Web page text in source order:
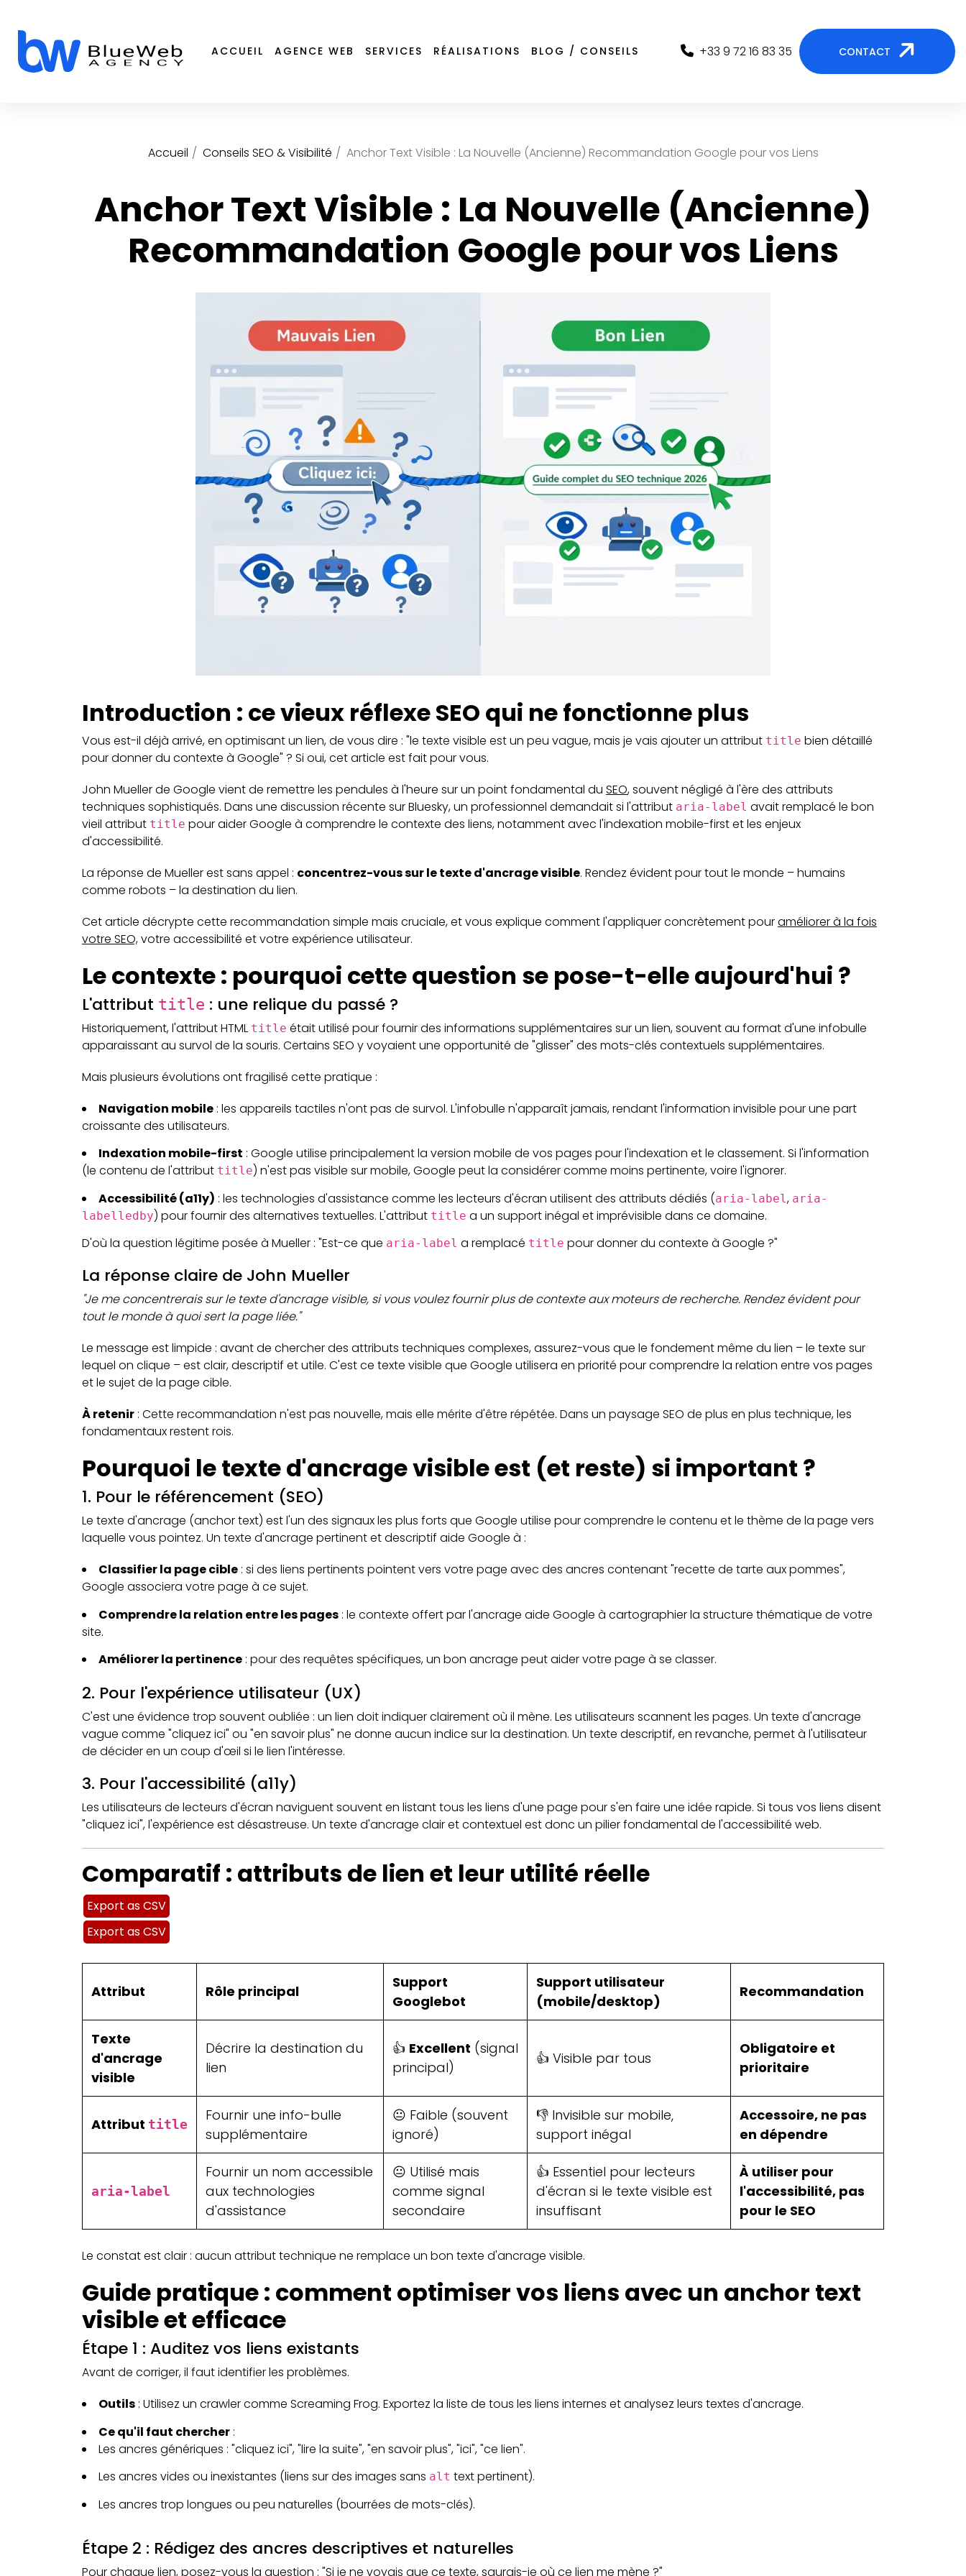
ACCUEIL AGENCE WEB SERVICES RÉALISATIONS BLOG / CONSEILS +33 9 72 16 83 35 CONTACT
Accueil Conseils SEO & Visibilité Anchor Text Visible : La Nouvelle (Ancienne) Recommandation Google pour vos Liens
Anchor Text Visible : La Nouvelle (Ancienne)
Recommandation Google pour vos Liens
Introduction : ce vieux réflexe SEO qui ne fonctionne plus
Vous est-il déjà arrivé, en optimisant un lien, de vous dire : "le texte visible est un peu vague, mais je vais ajouter un attribut title bien détaillé
pour donner du contexte à Google" ? Si oui, cet article est fait pour vous.
John Mueller de Google vient de remettre les pendules à l'heure sur un point fondamental du SEO, souvent négligé à l'ère des attributs
techniques sophistiqués. Dans une discussion récente sur Bluesky, un professionnel demandait si l'attribut aria-label avait remplacé le bon
vieil attribut title pour aider Google à comprendre le contexte des liens, notamment avec l'indexation mobile-first et les enjeux
d'accessibilité.
La réponse de Mueller est sans appel : concentrez-vous sur le texte d'ancrage visible. Rendez évident pour tout le monde – humains
comme robots – la destination du lien.
Cet article décrypte cette recommandation simple mais cruciale, et vous explique comment l'appliquer concrètement pouraméliorer à la fois
votre SEO,votre accessibilité et votre expérience utilisateur.
Le contexte : pourquoi cette question se pose-t-elle aujourd'hui ?
L'attribut title : une relique du passé ?
Historiquement, l'attribut HTML title était utilisé pour fournir des informations supplémentaires sur un lien, souvent au format d'une infobulle
apparaissant au survol de la souris. Certains SEO y voyaient une opportunité de "glisser" des mots-clés contextuels supplémentaires.
Mais plusieurs évolutions ont fragilisé cette pratique :
Navigation mobile : les appareils tactiles n'ont pas de survol. L'infobulle n'apparaît jamais, rendant l'information invisible pour une part
croissante des utilisateurs.
Indexation mobile-first : Google utilise principalement la version mobile de vos pages pour l'indexation et le classement. Si l'information
(le contenu de l'attribut title) n'est pas visible sur mobile, Google peut la considérer comme moins pertinente, voire l'ignorer.
Accessibilité (a11y) : les technologies d'assistance comme les lecteurs d'écran utilisent des attributs dédiés (aria-label , aria-
labelledby) pour fournir des alternatives textuelles. L'attribut title a un support inégal et imprévisible dans ce domaine.
D'où la question légitime posée à Mueller : "Est-ce que aria-label a remplacé title pour donner du contexte à Google ?"
La réponse claire de John Mueller
"Je me concentrerais sur le texte d'ancrage visible, si vous voulez fournir plus de contexte aux moteurs de recherche. Rendez évident pour
tout le monde à quoi sert la page liée."
Le message est limpide : avant de chercher des attributs techniques complexes, assurez-vous que le fondement même du lien – le texte sur
lequel on clique – est clair, descriptif et utile. C'est ce texte visible que Google utilisera en priorité pour comprendre la relation entre vos pages
et le sujet de la page cible.
À retenir : Cette recommandation n'est pas nouvelle, mais elle mérite d'être répétée. Dans un paysage SEO de plus en plus technique, les
fondamentaux restent rois.
Pourquoi le texte d'ancrage visible est (et reste) si important ?
1. Pour le référencement (SEO)
Le texte d'ancrage (anchor text) est l'un des signaux les plus forts que Google utilise pour comprendre le contenu et le thème de la page vers
laquelle vous pointez. Un texte d'ancrage pertinent et descriptif aide Google à :
Classifier la page cible : si des liens pertinents pointent vers votre page avec des ancres contenant "recette de tarte aux pommes",
Google associera votre page à ce sujet.
Comprendre la relation entre les pages : le contexte offert par l'ancrage aide Google à cartographier la structure thématique de votre
site.
Améliorer la pertinence : pour des requêtes spécifiques, un bon ancrage peut aider votre page à se classer.
2. Pour l'expérience utilisateur (UX)
C'est une évidence trop souvent oubliée : un lien doit indiquer clairement où il mène. Les utilisateurs scannent les pages. Un texte d'ancrage
vague comme "cliquez ici" ou "en savoir plus" ne donne aucun indice sur la destination. Un texte descriptif, en revanche, permet à l'utilisateur
de décider en un coup d'œil si le lien l'intéresse.
3. Pour l'accessibilité (a11y)
Les utilisateurs de lecteurs d'écran naviguent souvent en listant tous les liens d'une page pour s'en faire une idée rapide. Si tous vos liens disent
"cliquez ici", l'expérience est désastreuse. Un texte d'ancrage clair et contextuel est donc un pilier fondamental de l'accessibilité web.
Comparatif : attributs de lien et leur utilité réelle
Export as CSV
Export as CSV
Attribut Rôle principal
Support
Googlebot
Support utilisateur
(mobile/desktop)
Recommandation
Texte
d'ancrage
visible
Décrire la destination du
lien
👍 Excellent (signal
principal)
👍 Visible par tous
Obligatoire et
prioritaire
Attribut title
Fournir une info-bulle
supplémentaire
😐 Faible (souvent
ignoré)
👎 Invisible sur mobile,
support inégal
Accessoire, ne pas
en dépendre
aria-label
Fournir un nom accessible
aux technologies
d'assistance
😐 Utilisé mais
comme signal
secondaire
👍 Essentiel pour lecteurs
d'écran si le texte visible est
insuffisant
À utiliser pour
l'accessibilité, pas
pour le SEO
Le constat est clair : aucun attribut technique ne remplace un bon texte d'ancrage visible.
Guide pratique : comment optimiser vos liens avec un anchor text
visible et efficace
Étape 1 : Auditez vos liens existants
Avant de corriger, il faut identifier les problèmes.
Outils : Utilisez un crawler comme Screaming Frog. Exportez la liste de tous les liens internes et analysez leurs textes d'ancrage.
Ce qu'il faut chercher :
Les ancres génériques : "cliquez ici", "lire la suite", "en savoir plus", "ici", "ce lien".
Les ancres vides ou inexistantes (liens sur des images sans alt text pertinent).
Les ancres trop longues ou peu naturelles (bourrées de mots-clés).
Étape 2 : Rédigez des ancres descriptives et naturelles
Pour chaque lien, posez-vous la question : "Si je ne voyais que ce texte, saurais-je où ce lien me mène ?"